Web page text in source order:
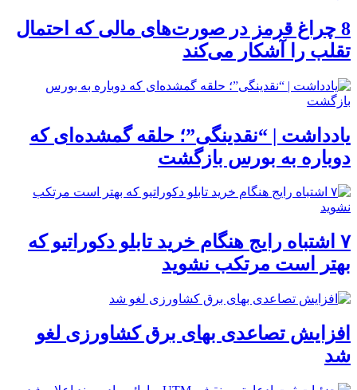
8 چراغ قرمز در صورت‌های مالی که احتمال
تقلب را آشکار می‌کند
یادداشت | “نقدینگی”؛ حلقه گمشده‌ای که
دوباره به بورس بازگشت
۷ اشتباه رایج هنگام خرید تابلو دکوراتیو که
بهتر است مرتکب نشوید
افزایش تصاعدی بهای برق کشاورزی لغو
شد